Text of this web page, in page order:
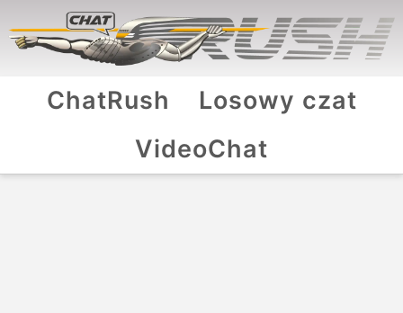
ChatRush
Losowy czat
VideoChat